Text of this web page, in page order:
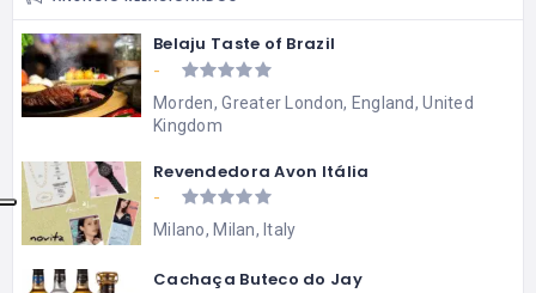
Belaju Taste of Brazil
-
Morden, Greater London, England, United
Kingdom
Revendedora Avon Itália
-
Milano, Milan, Italy
Cachaça Buteco do Jay